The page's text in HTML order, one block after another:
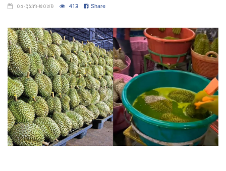
០៥-ឧសភា-២០២៦ 413 Share